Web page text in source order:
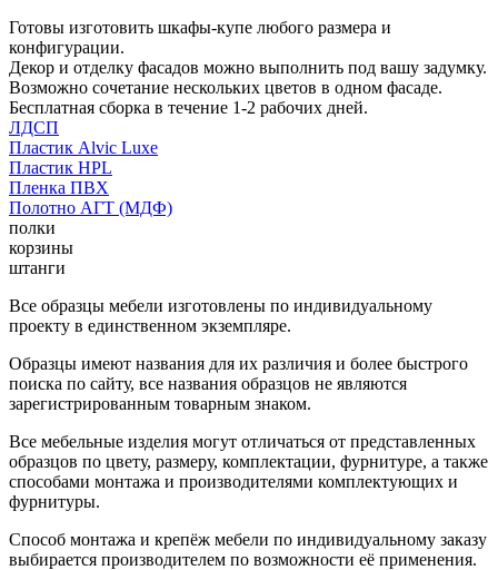
Готовы изготовить шкафы-купе любого размера и
конфигурации.
Декор и отделку фасадов можно выполнить под вашу задумку.
Возможно сочетание нескольких цветов в одном фасаде.
Бесплатная сборка в течение 1-2 рабочих дней.
ЛДСП
Пластик Alvic Luxe
Пластик HPL
Пленка ПВХ
Полотно АГТ (МДФ)
полки
корзины
штанги
Все образцы мебели изготовлены по индивидуальному
проекту в единственном экземпляре.
Образцы имеют названия для их различия и более быстрого
поиска по сайту, все названия образцов не являются
зарегистрированным товарным знаком.
Все мебельные изделия могут отличаться от представленных
образцов по цвету, размеру, комплектации, фурнитуре, а также
способами монтажа и производителями комплектующих и
фурнитуры.
Способ монтажа и крепёж мебели по индивидуальному заказу
выбирается производителем по возможности её применения.